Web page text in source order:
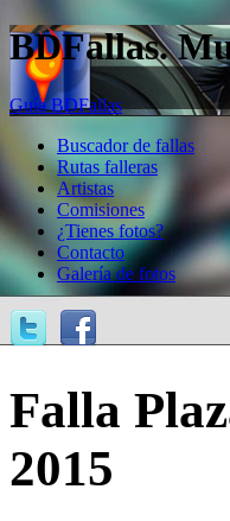
BDFallas.
Guía BDFallas
Buscador de fallas
Rutas falleras
Artistas
Comisiones
¿Tienes fotos?
Contacto
Galería de fotos
Falla
2015